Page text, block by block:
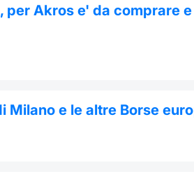
per Akros e' da comprare
Milano e le altre Borse